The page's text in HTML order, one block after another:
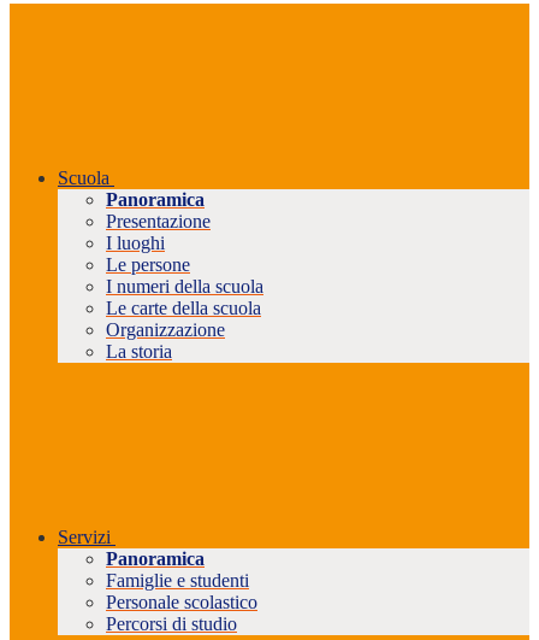
Scuola
Panoramica
Presentazione
I luoghi
Le persone
I numeri della scuola
Le carte della scuola
Organizzazione
La storia
Servizi
Panoramica
Famiglie e studenti
Personale scolastico
Percorsi di studio